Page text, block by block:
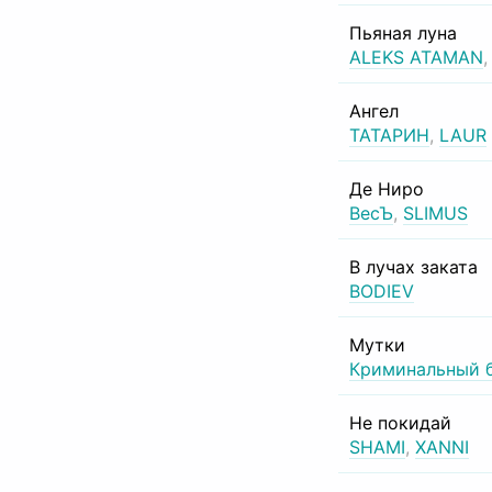
Пьяная луна
ALEKS ATAMAN,
Ангел
ТАТАРИН, LAUR
Де Ниро
ВесЪ, SLIMUS
В лучах заката
BODIEV
Мутки
Криминальный
Не покидай
SHAMI, XANNI